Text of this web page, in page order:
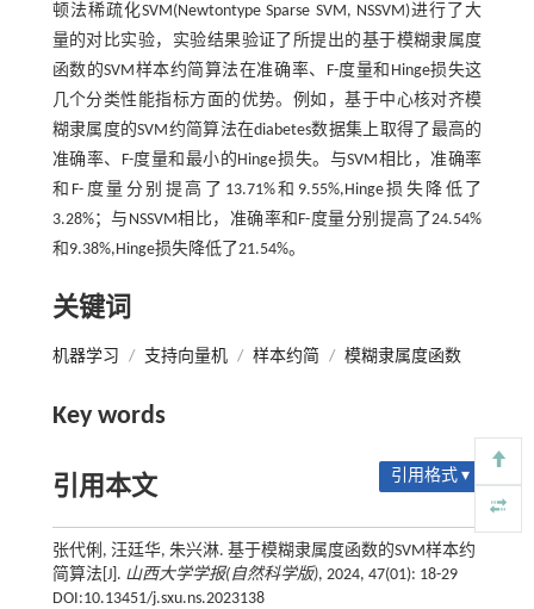
顿法稀疏化SVM(Newtontype Sparse SVM, NSSVM)进行了大
量的对比实验，实验结果验证了所提出的基于模糊隶属度
函数的SVM样本约简算法在准确率、F-度量和Hinge损失这
几个分类性能指标方面的优势。例如，基于中心核对齐模
糊隶属度的SVM约简算法在diabetes数据集上取得了最高的
准确率、F-度量和最小的Hinge损失。与SVM相比，准确率
和F-度量分别提高了13.71%和9.55%,Hinge损失降低了
3.28%；与NSSVM相比，准确率和F-度量分别提高了24.54%
和9.38%,Hinge损失降低了21.54%。
关键词
机器学习 / 支持向量机 / 样本约简 / 模糊隶属度函数
Key words
引用本文 引用格式 ▾
张代俐, 汪廷华, 朱兴淋. 基于模糊隶属度函数的SVM样本约
简算法[J]. 山西大学学报(自然科学版), 2024, 47(01): 18-29
DOI:10.13451/j.sxu.ns.2023138